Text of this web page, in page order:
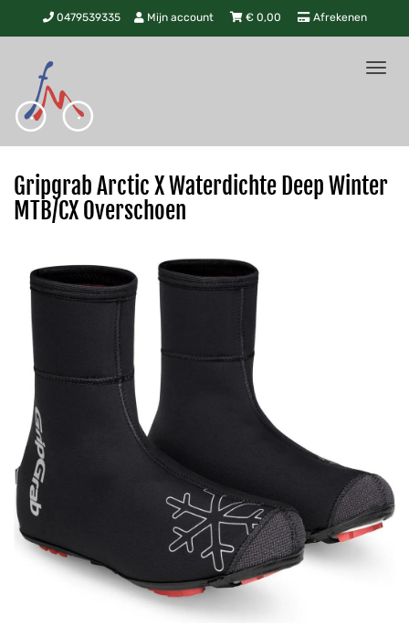
0479539335 Mijn account € 0,00 Afrekenen
Gripgrab Arctic X Waterdichte Deep Winter
MTB/CX Overschoen